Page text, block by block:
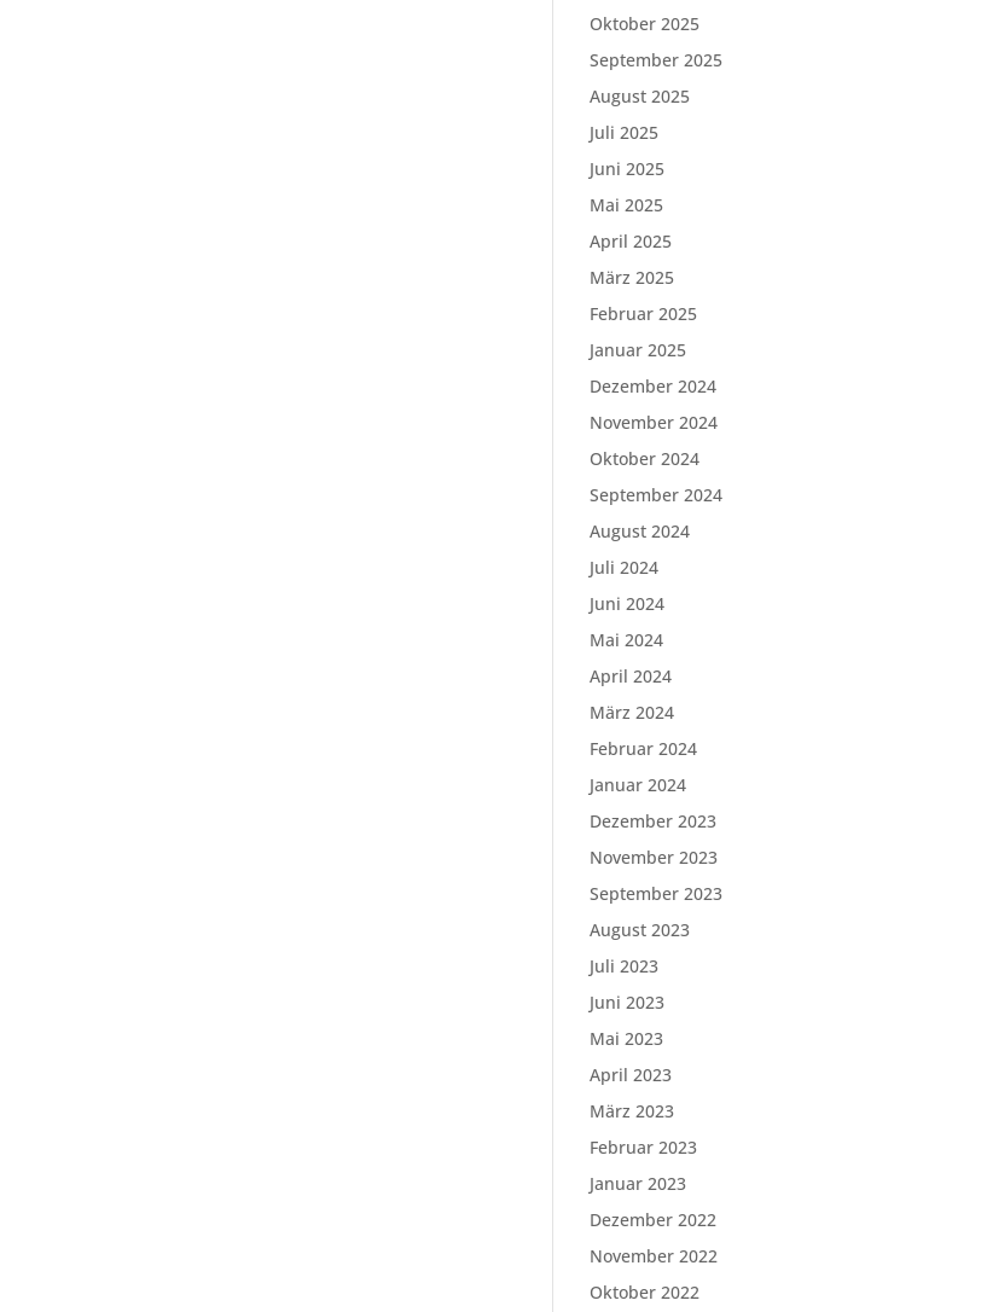
Oktober 2025
September 2025
August 2025
Juli 2025
Juni 2025
Mai 2025
April 2025
März 2025
Februar 2025
Januar 2025
Dezember 2024
November 2024
Oktober 2024
September 2024
August 2024
Juli 2024
Juni 2024
Mai 2024
April 2024
März 2024
Februar 2024
Januar 2024
Dezember 2023
November 2023
September 2023
August 2023
Juli 2023
Juni 2023
Mai 2023
April 2023
März 2023
Februar 2023
Januar 2023
Dezember 2022
November 2022
Oktober 2022